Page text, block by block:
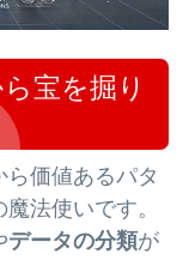
宝を掘り
価値あるパタ
法使いです。
データの分類が